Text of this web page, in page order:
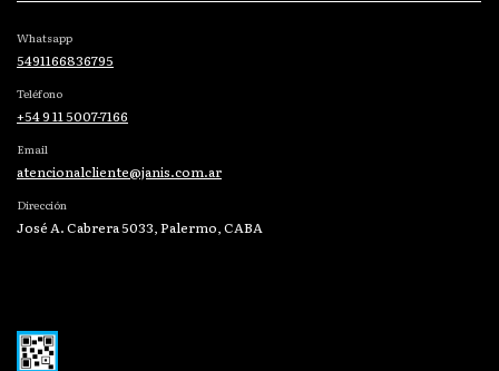
Whatsapp
5491166836795
Teléfono
+54 9 11 5007-7166
Email
atencionalcliente@janis.com.ar
Dirección
José A. Cabrera 5033, Palermo, CABA